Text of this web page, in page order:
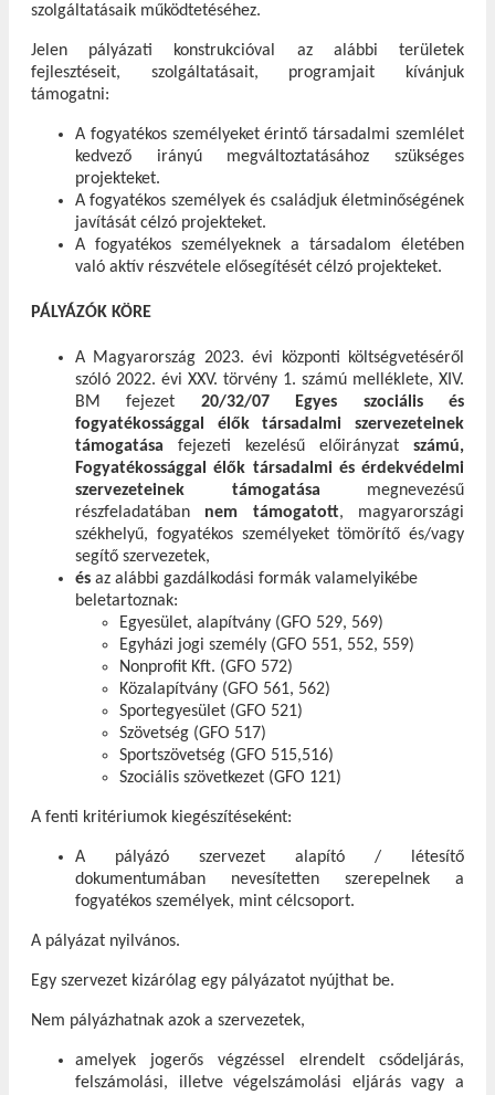
szolgáltatásaik működtetéséhez.
Jelen pályázati konstrukcióval az alábbi területek
fejlesztéseit, szolgáltatásait, programjait kívánjuk
támogatni:
A fogyatékos személyeket érintő társadalmi szemlélet
kedvező irányú megváltoztatásához szükséges
projekteket.
A fogyatékos személyek és családjuk életminőségének
javítását célzó projekteket.
A fogyatékos személyeknek a társadalom életében
való aktív részvétele elősegítését célzó projekteket.
PÁLYÁZÓK KÖRE
A Magyarország 2023. évi központi költségvetéséről
szóló 2022. évi XXV. törvény 1. számú melléklete, XIV.
BM fejezet 20/32/07 Egyes szociális és
fogyatékossággal élők társadalmi szervezeteinek
támogatása fejezeti kezelésű előirányzat számú,
Fogyatékossággal élők társadalmi és érdekvédelmi
szervezeteinek támogatása megnevezésű
részfeladatában nem támogatott, magyarországi
székhelyű, fogyatékos személyeket tömörítő és/vagy
segítő szervezetek,
és az alábbi gazdálkodási formák valamelyikébe
beletartoznak:
Egyesület, alapítvány (GFO 529, 569)
Egyházi jogi személy (GFO 551, 552, 559)
Nonprofit Kft. (GFO 572)
Közalapítvány (GFO 561, 562)
Sportegyesület (GFO 521)
Szövetség (GFO 517)
Sportszövetség (GFO 515,516)
Szociális szövetkezet (GFO 121)
A fenti kritériumok kiegészítéseként:
A pályázó szervezet alapító / létesítő
dokumentumában nevesítetten szerepelnek a
fogyatékos személyek, mint célcsoport.
A pályázat nyilvános.
Egy szervezet kizárólag egy pályázatot nyújthat be.
Nem pályázhatnak azok a szervezetek,
amelyek jogerős végzéssel elrendelt csődeljárás,
felszámolási, illetve végelszámolási eljárás vagy a